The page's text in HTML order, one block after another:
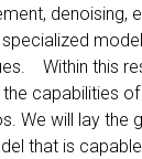
denoising,
Within this
capabilities
We will lay the
that is